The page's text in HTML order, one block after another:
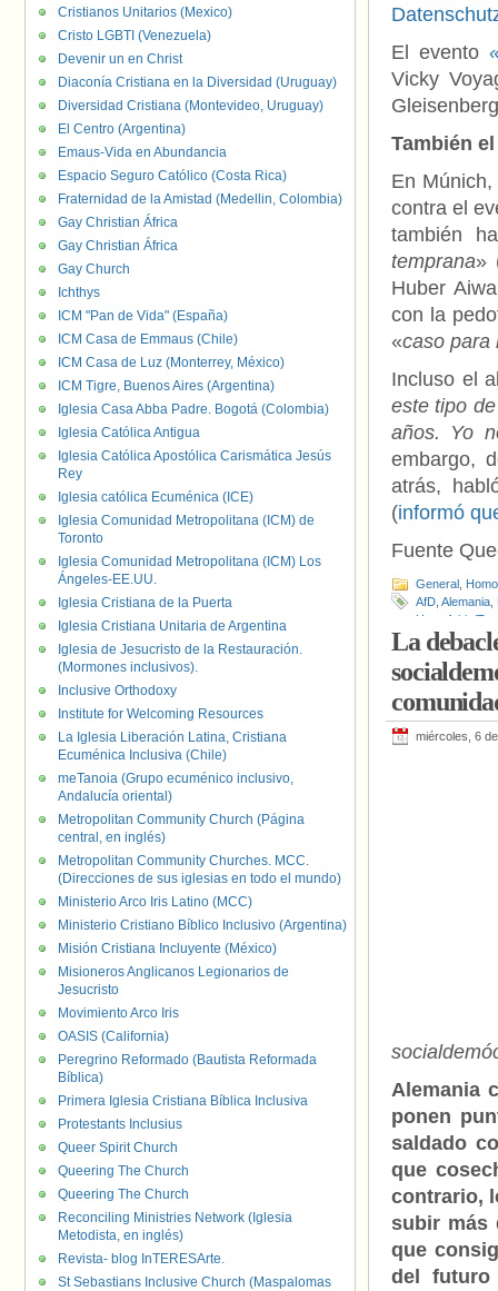
El evento
Vicky
También
En
contra el
también
temprana»
Huber
con la
«caso para
Incluso el
este tipo
años. Yo
embargo,
atrás,
(informó
Fuente
General
AfD Alemania
Homofobia/
Oliveira
La
miércoles, 6
Alemania
ponen
saldado
que
contrario,
subir más
que
del futuro
Cristianos Unitarios (Mexico)
Cristo LGBTI (Venezuela)
Devenir un en Christ
Diaconía Cristiana en la Diversidad (Uruguay)
Diversidad Cristiana (Montevideo, Uruguay)
El Centro (Argentina)
Emaus-Vida en Abundancia
Espacio Seguro Católico (Costa Rica)
Fraternidad de la Amistad (Medellin, Colombia)
Gay Christian África
Gay Christian África
Gay Church
Ichthys
ICM "Pan de Vida" (España)
ICM Casa de Emmaus (Chile)
ICM Casa de Luz (Monterrey, México)
ICM Tigre, Buenos Aires (Argentina)
Iglesia Casa Abba Padre. Bogotá (Colombia)
Iglesia Católica Antigua
Iglesia Católica Apostólica Carismática Jesús
Rey
Iglesia católica Ecuménica (ICE)
Iglesia Comunidad Metropolitana (ICM) de
Toronto
Iglesia Comunidad Metropolitana (ICM) Los
Ángeles-EE.UU.
Iglesia Cristiana de la Puerta
Iglesia Cristiana Unitaria de Argentina
Iglesia de Jesucristo de la Restauración.
(Mormones inclusivos).
Inclusive Orthodoxy
Institute for Welcoming Resources
La Iglesia Liberación Latina, Cristiana
Ecuménica Inclusiva (Chile)
meTanoia (Grupo ecuménico inclusivo,
Andalucía oriental)
Metropolitan Community Church (Página
central, en inglés)
Metropolitan Community Churches. MCC.
(Direcciones de sus iglesias en todo el mundo)
Ministerio Arco Iris Latino (MCC)
Ministerio Cristiano Bíblico Inclusivo (Argentina)
Misión Cristiana Incluyente (México)
Misioneros Anglicanos Legionarios de
Jesucristo
Movimiento Arco Iris
OASIS (California)
Peregrino Reformado (Bautista Reformada
Bíblica)
Primera Iglesia Cristiana Bíblica Inclusiva
Protestants Inclusius
Queer Spirit Church
Queering The Church
Queering The Church
Reconciling Ministries Network (Iglesia
Metodista, en inglés)
Revista- blog InTERESArte.
St Sebastians Inclusive Church (Maspalomas